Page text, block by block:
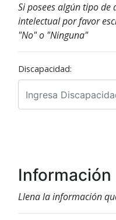
Si posees algún tipo
intelectual por favor
"No" o "Ninguna"
Discapacidad:
Información
Llena la información